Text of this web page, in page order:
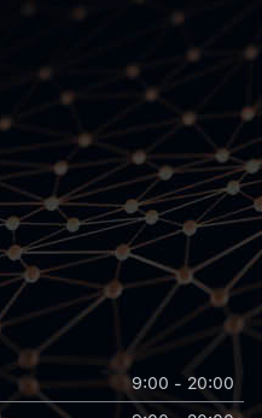
9:00 - 20:00